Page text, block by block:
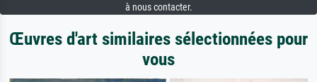
à nous contacter.
Œuvres d'art similaires sélectionnées pour
vous